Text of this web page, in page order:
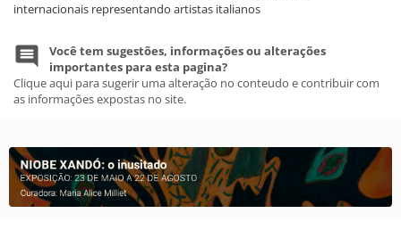
internacionais representando artistas italianos
Você tem sugestões, informações ou alterações
importantes para esta pagina?
Clique aqui para sugerir uma alteração no conteudo e contribuir com
as informações expostas no site.